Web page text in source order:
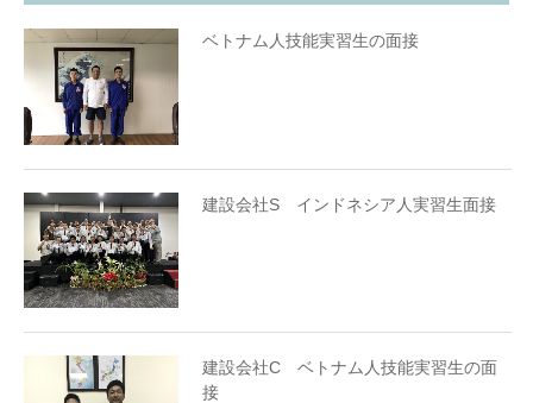
ベトナム人技能実習生の面接
建設会社S インドネシア人実習生面接
建設会社C ベトナム人技能実習生の面
接